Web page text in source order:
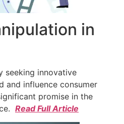
in
seeking innovative
and influence consumer
promise in the
Read Full Article